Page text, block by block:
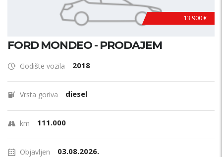
13.900 €
FORD MONDEO - PRODAJEM
Godište vozila 2018
Vrsta goriva diesel
km 111.000
Objavljen 03.08.2026.